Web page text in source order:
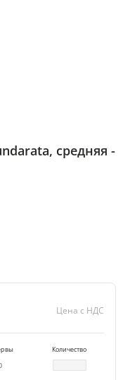
средняя -
Цена с НДС
Количество